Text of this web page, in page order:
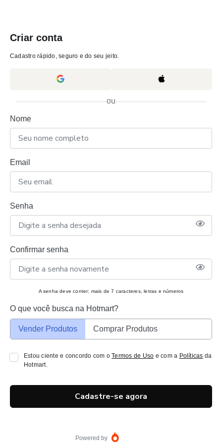
Criar conta
Cadastro rápido, seguro e do seu jeito.
ou
Nome
Email
Senha
Confirmar senha
A senha deve conter: mais de 7 caracteres, letras e números
O que você busca na Hotmart?
Vender Produtos Comprar Produtos
Estou ciente e concordo com oTermos de Uso e com a Políticas da
Hotmart.
Cadastre-se agora
Powered by